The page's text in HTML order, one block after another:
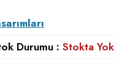
Durumu : Stokta Yok